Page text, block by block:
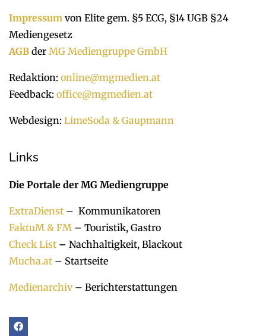
Impressum von Elite gem. §5 ECG, §14 UGB §24
Mediengesetz
AGB der MG Mediengruppe GmbH
Redaktion: online@mgmedien.at
Feedback: office@mgmedien.at
Webdesign: LimeSoda & Gaupmann
Links
Die Portale der MG Mediengruppe
ExtraDienst – Kommunikatoren
FaktuM & FM – Touristik, Gastro
Check List – Nachhaltigkeit, Blackout
Mucha.at – Startseite
Medienarchiv– Berichterstattungen